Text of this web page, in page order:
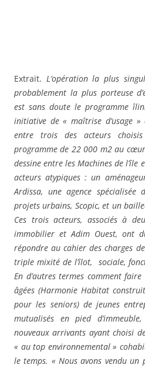
Extrait. L’opération la plus
probablement la plus porteuse
est sans doute le programme
initiative de « maîtrise d’usage
entre trois des acteurs
programme de 22 000 m2 au
dessine entre les Machines de
acteurs atypiques : un
Ardissa, une agence spécialisée
projets urbains, Scopic, et un
Ces trois acteurs, associés à
immobilier et Adim Ouest,
répondre au cahier des charges
triple mixité de l’îlot, sociale,
En d’autres termes comment
âgées (Harmonie Habitat
pour les seniors) de jeunes
mutualisés en pied
nouveaux arrivants ayant choisi
« au top environnemental »
le temps. « Nous avons vendu